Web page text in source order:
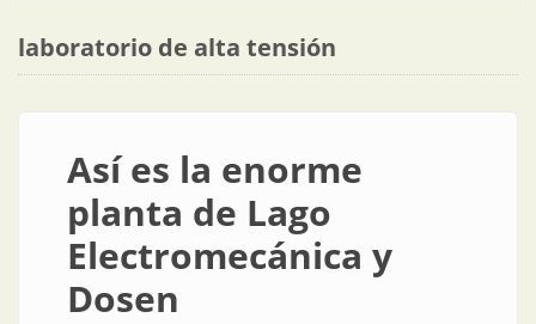
laboratorio de alta tensión
Así es la enorme
planta de Lago
Electromecánica y
Dosen